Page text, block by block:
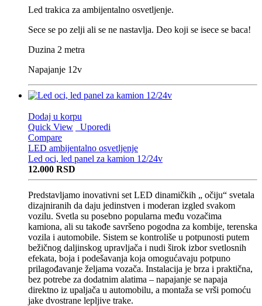
Led trakica za ambijentalno osvetljenje.
Sece se po zelji ali se ne nastavlja. Deo koji se isece se baca!
Duzina 2 metra
Napajanje 12v
Dodaj u korpu
Quick View
Uporedi
Compare
LED ambijentalno osvetljenje
Led oci, led panel za kamion 12/24v
12.000 RSD
Predstavljamo inovativni set LED dinamičkih „ očiju“ svetala
dizajniranih da daju jedinstven i moderan izgled svakom
vozilu. Svetla su posebno popularna među vozačima
kamiona, ali su takođe savršeno pogodna za kombije, terenska
vozila i automobile. Sistem se kontroliše u potpunosti putem
bežičnog daljinskog upravljača i nudi širok izbor svetlosnih
efekata, boja i podešavanja koja omogućavaju potpuno
prilagođavanje željama vozača. Instalacija je brza i praktična,
bez potrebe za dodatnim alatima – napajanje se napaja
direktno iz upaljača u automobilu, a montaža se vrši pomoću
jake dvostrane lepljive trake.